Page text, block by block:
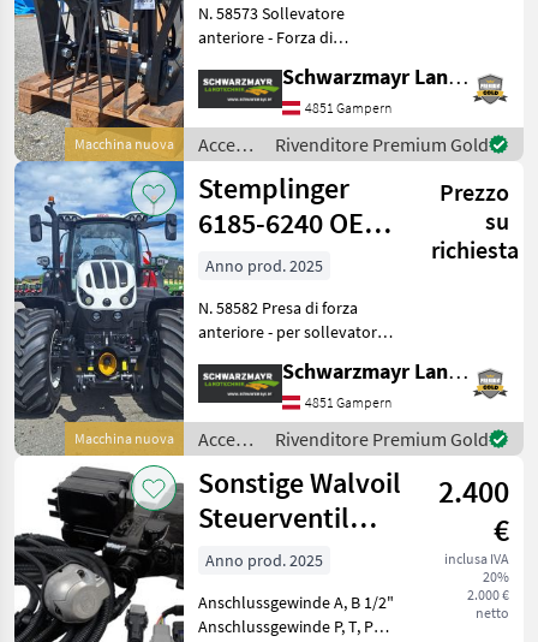
Macchina nuova
N. 58573 Sollevatore
anteriore - Forza di
200 bar), - Bracci di
sollevamento con gancio di
sicurezza Walterscheid cat.
3L compatibile c
Schwarzmayr Landtechnik GmbH - Gampern
4851 Gampern
Accessori
per
trattore
/
Stemplinger
Rivenditore Premium Gold
Macchina nuova
Stemplinger
6185-6240 OEM
Assoluto Fr
Prezzo
su
richiesta
Anno prod. 2025
N. 58582 Presa di forza
anteriore - per sollevatore
Steyr Absolut / Case Puma
Dotazione aggiuntiva: - con
sospensione a molle su
entra
Schwarzmayr Landtechnik GmbH - Gampern
4851 Gampern
Accessori
per
trattore
/
Stemplinger
Rivenditore Premium Gold
Sonstige Walvoil
Steuerventil
Komplettset mit
Joystick un
2.400
€
inclusa IVA
20%
2.000 €
netto
Anno prod. 2025
Anschlussgewinde A, B 1/2"
Anschlussgewinde P, T, PW